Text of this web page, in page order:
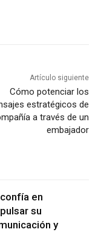
Artículo siguiente
Cómo potenciar los
estratégicos de
a través de un
embajador
en
su
y